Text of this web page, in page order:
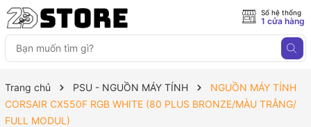
Số hệ thống
1 cửa hàng
Trang chủ PSU - NGUỒN MÁY TÍNH
NGUỒN MÁY TÍNH
CORSAIR CX550F RGB WHITE (80 PLUS BRONZE/MÀU TRẮNG/
FULL MODUL)